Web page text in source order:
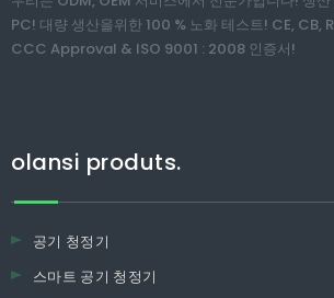
PC! 대량 생산을위한 100 % 노화 테스트! CE, CB,
CCC Approval & ISO 9001 : 2008 인증서!
olansi produts.
공기 청정기
스마트 공기 청정기